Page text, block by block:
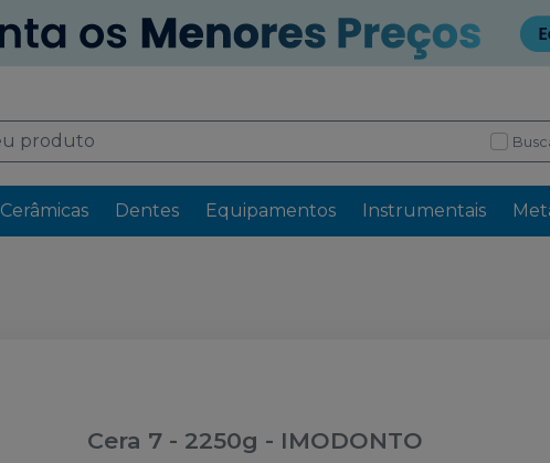
Cerâmicas Dentes Equipamentos Instrumentais
Cera 7 - 2250g - IMODONTO